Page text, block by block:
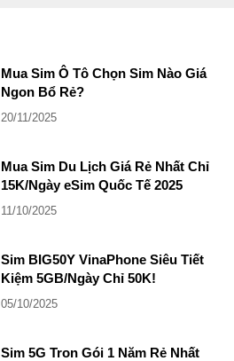
Mua Sim Ô Tô Chọn Sim Nào Giá
Ngon Bổ Rẻ?
20/11/2025
Mua Sim Du Lịch Giá Rẻ Nhất Chỉ
15K/Ngày eSim Quốc Tế 2025
11/10/2025
Sim BIG50Y VinaPhone Siêu Tiết
Kiệm 5GB/Ngày Chỉ 50K!
05/10/2025
Sim 5G Tron Gói 1 Năm Rẻ Nhất